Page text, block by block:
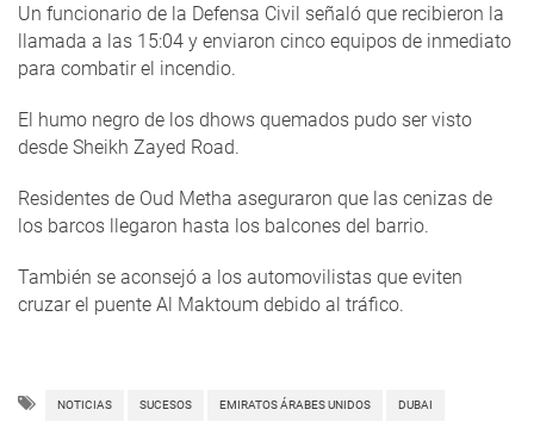
Un funcionario de la Defensa Civil señaló que recibieron la
llamada a las 15:04 y enviaron cinco equipos de inmediato
para combatir el incendio.
El humo negro de los dhows quemados pudo ser visto
desde Sheikh Zayed Road.
Residentes de Oud Metha aseguraron que las cenizas de
los barcos llegaron hasta los balcones del barrio.
También se aconsejó a los automovilistas que eviten
cruzar el puente Al Maktoum debido al tráfico.
NOTICIAS SUCESOS EMIRATOS ÁRABES UNIDOS DUBAI